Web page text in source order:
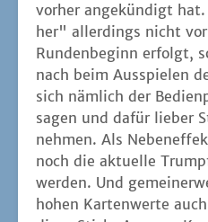
Somit ist eine Par­tie
im Fluss! Im Gegen­satz
Stich­spie­len kann man
abschät­zen, wel­che
machen wird und
war eben noch die
gelb Stich­far­be war.
Blau die Trumpf­far­be
ein nied­ri­ger Wert
über­trump­fen. Man